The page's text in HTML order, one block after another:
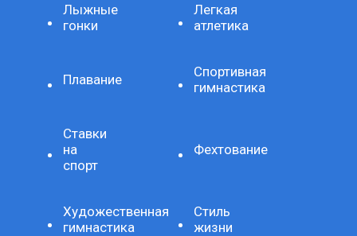
Лыжные
гонки
Легкая
атлетика
Плавание
Спортивная
гимнастика
Ставки
на
спорт
Фехтование
Художественная
гимнастика
Стиль
жизни